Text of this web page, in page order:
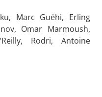
Marc Guéhi, Erling
Omar Marmoush,
Rodri, Antoine